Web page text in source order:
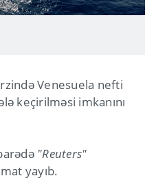
Venesuela nefti
keçirilməsi imkanını
"Reuters"
yayıb.